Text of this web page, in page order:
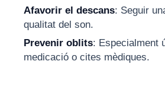
Afavorir el descans: Seguir
qualitat del son.
Prevenir oblits: Especialment
medicació o cites mèdiques.